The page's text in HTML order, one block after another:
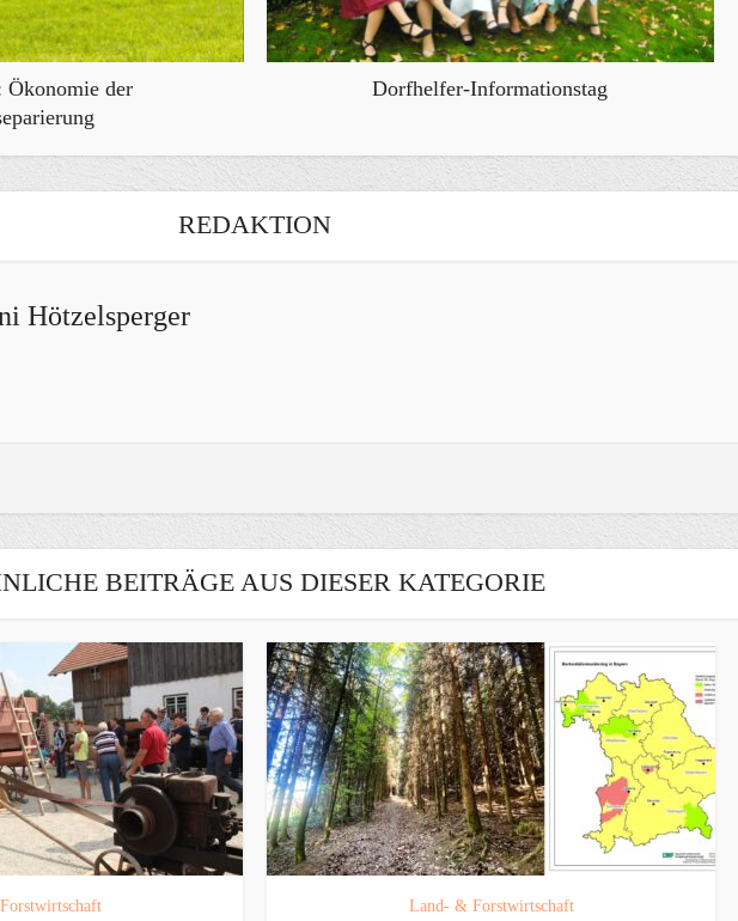
Ökonomie der
Dorfhelfer-Informationstag
REDAKTION
Hötzelsperger
BEITRÄGE AUS DIESER KATEGORIE
Land- & Forstwirtschaft